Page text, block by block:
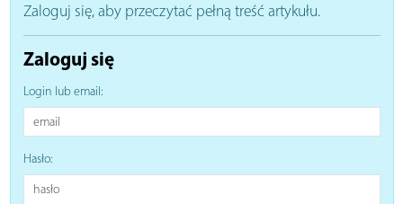
Zaloguj się, aby przeczytać pełną treść artykułu.
Zaloguj się
Login lub email:
Hasło: